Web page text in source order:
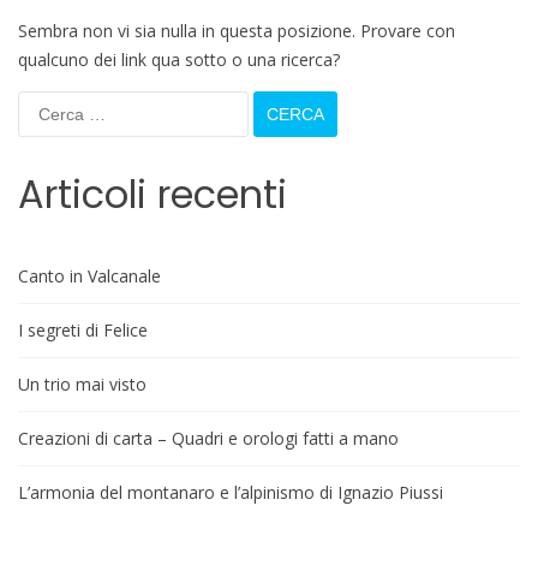
Sembra non vi sia nulla in questa posizione. Provare con
qualcuno dei link qua sotto o una ricerca?
Ricerca
per:
Articoli recenti
Canto in Valcanale
I segreti di Felice
Un trio mai visto
Creazioni di carta – Quadri e orologi fatti a mano
L’armonia del montanaro e l’alpinismo di Ignazio Piussi